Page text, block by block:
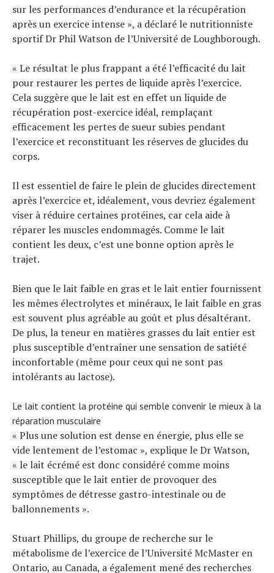
sur les performances d’endurance et la récupération
après un exercice intense », a déclaré le nutritionniste
sportif Dr Phil Watson de l’Université de Loughborough.
« Le résultat le plus frappant a été l’efficacité du lait
pour restaurer les pertes de liquide après l’exercice.
Cela suggère que le lait est en effet un liquide de
récupération post-exercice idéal, remplaçant
efficacement les pertes de sueur subies pendant
l’exercice et reconstituant les réserves de glucides du
corps.
Il est essentiel de faire le plein de glucides directement
après l’exercice et, idéalement, vous devriez également
viser à réduire certaines protéines, car cela aide à
réparer les muscles endommagés. Comme le lait
contient les deux, c’est une bonne option après le
trajet.
Bien que le lait faible en gras et le lait entier fournissent
les mêmes électrolytes et minéraux, le lait faible en gras
est souvent plus agréable au goût et plus désaltérant.
De plus, la teneur en matières grasses du lait entier est
plus susceptible d’entraîner une sensation de satiété
inconfortable (même pour ceux qui ne sont pas
intolérants au lactose).
Le lait contient la protéine qui semble convenir le mieux à la
réparation musculaire
« Plus une solution est dense en énergie, plus elle se
vide lentement de l’estomac », explique le Dr Watson,
« le lait écrémé est donc considéré comme moins
susceptible que le lait entier de provoquer des
symptômes de détresse gastro-intestinale ou de
ballonnements ».
Stuart Phillips, du groupe de recherche sur le
métabolisme de l’exercice de l’Université McMaster en
Ontario, au Canada, a également mené des recherches